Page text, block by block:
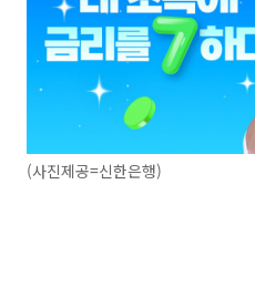
(사진제공=신한은행)